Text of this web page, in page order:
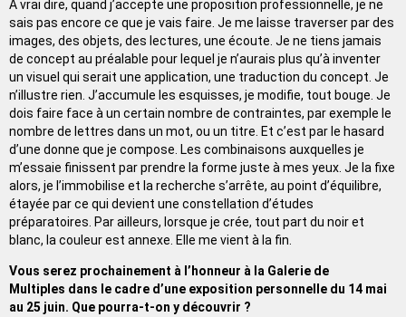
À vrai dire, quand j’accepte une proposition professionnelle, je ne
sais pas encore ce que je vais faire. Je me laisse traverser par des
images, des objets, des lectures, une écoute. Je ne tiens jamais
de concept au préalable pour lequel je n’aurais plus qu’à inventer
un visuel qui serait une application, une traduction du concept. Je
n’illustre rien. J’accumule les esquisses, je modifie, tout bouge. Je
dois faire face à un certain nombre de contraintes, par exemple le
nombre de lettres dans un mot, ou un titre. Et c’est par le hasard
d’une donne que je compose. Les combinaisons auxquelles je
m’essaie finissent par prendre la forme juste à mes yeux. Je la fixe
alors, je l’immobilise et la recherche s’arrête, au point d’équilibre,
étayée par ce qui devient une constellation d’études
préparatoires. Par ailleurs, lorsque je crée, tout part du noir et
blanc, la couleur est annexe. Elle me vient à la fin.
Vous serez prochainement à l’honneur à la Galerie de
Multiples dans le cadre d’une exposition personnelle du 14 mai
au 25 juin. Que pourra-t-on y découvrir ?